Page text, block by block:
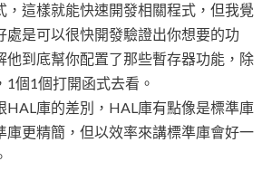
，這樣就能快速開發相關程式，但我覺
處是可以很快開發驗證出你想要的功
他到底幫你配置了那些暫存器功能，除
個1個打開函式去看。
HAL庫的差別，HAL庫有點像是標準庫
庫更精簡，但以效率來講標準庫會好一